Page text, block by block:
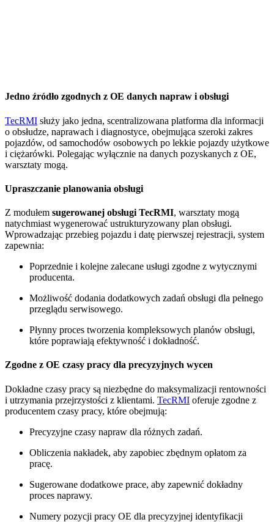
Jedno źródło zgodnych z OE danych napraw i obsługi
TecRMI służy jako jedna, scentralizowana platforma dla informacji
o obsłudze, naprawach i diagnostyce, obejmująca szeroki zakres
pojazdów, od samochodów osobowych po lekkie pojazdy użytkowe
i ciężarówki. Polegając wyłącznie na danych pozyskanych z OE,
warsztaty mogą.
Upraszczanie planowania obsługi
Z modułem sugerowanej obsługi TecRMI, warsztaty mogą
natychmiast wygenerować ustrukturyzowany plan obsługi.
Wprowadzając przebieg pojazdu i datę pierwszej rejestracji, system
zapewnia:
Poprzednie i kolejne zalecane usługi zgodne z wytycznymi
producenta.
Możliwość dodania dodatkowych zadań obsługi dla pełnego
przeglądu serwisowego.
Płynny proces tworzenia kompleksowych planów obsługi,
które poprawiają efektywność i dokładność.
Zgodne z OE czasy pracy dla precyzyjnych wycen
Dokładne czasy pracy są niezbędne do maksymalizacji rentowności
i utrzymania przejrzystości z klientami. TecRMI oferuje zgodne z
producentem czasy pracy, które obejmują:
Precyzyjne czasy napraw dla różnych zadań.
Obliczenia nakładek, aby zapobiec zbędnym opłatom za
pracę.
Sugerowane dodatkowe prace, aby zapewnić dokładny
proces naprawy.
Numery pozycji pracy OE dla precyzyjnej identyfikacji